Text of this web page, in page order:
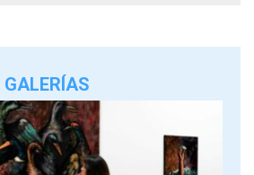
GALERÍAS